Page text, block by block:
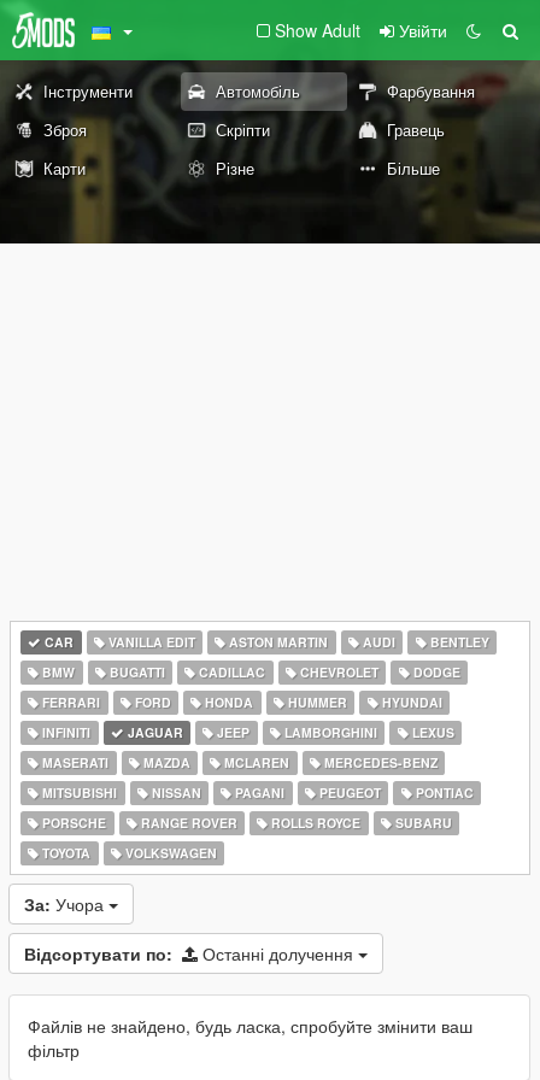
Show Adult Увійти
Інструменти Автомобіль
Фарбування
Зброя
Скріпти
Гравець
Карти
Різне Більше
CAR VANILLA EDIT ASTON MARTIN AUDI
BENTLEY
BMW
BUGATTI CADILLAC CHEVROLET
DODGE
FERRARI
FORD HONDA HUMMER
HYUNDAI
INFINITI
JAGUAR JEEP LAMBORGHINI
LEXUS
MASERATI
MAZDA MCLAREN
MERCEDES-BENZ
MITSUBISHI
NISSAN PAGANI PEUGEOT
PONTIAC
PORSCHE
RANGE ROVER ROLLS ROYCE
SUBARU
TOYOTA
VOLKSWAGEN
За: Учора
Відсортувати по: Останні долучення
Файлів не знайдено, будь ласка, спробуйте змінити ваш
фільтр